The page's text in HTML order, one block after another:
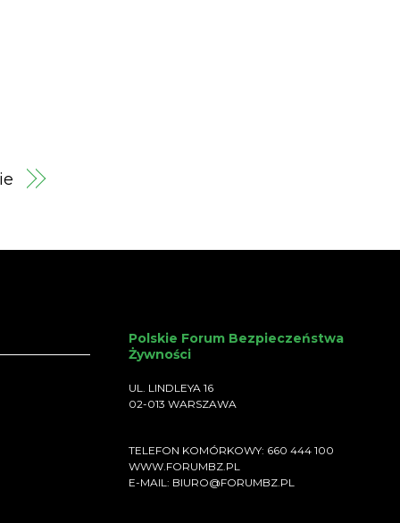
Polskie Forum Bezpieczeństwa
Żywności
UL. LINDLEYA 16
02-013 WARSZAWA
TELEFON KOMÓRKOWY: 660 444 100
WWW.FORUMBZ.PL
E-MAIL: BIURO@FORUMBZ.PL